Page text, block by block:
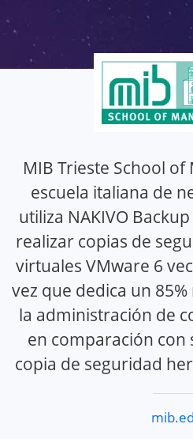
MIB Trieste School
escuela italiana de
utiliza NAKIVO
realizar copias de
virtuales VMware 6
vez que dedica un
la administración de
en comparación con
copia de seguridad